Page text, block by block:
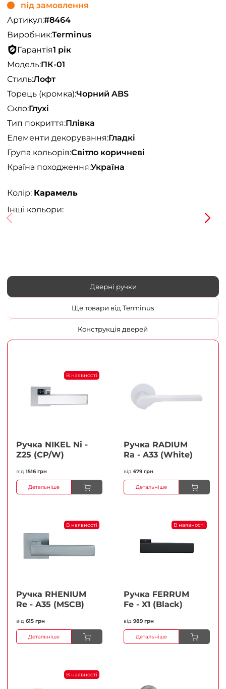
під замовлення
Артикул:#8464
Виробник:Terminus
Гарантія1 рік
Модель:ПК-01
Стиль:Лофт
Торець (кромка):Чорний ABS
Скло:Глухі
Тип покриття:Плівка
Елементи декорування:Гладкі
Група кольорів:Світло коричневі
Країна походження:Україна
Колір: Карамель
Інші кольори:
Дверні ручки
Ще товари від Terminus
Конструкція дверей
В наявності
Ручка NIKEL Ni -
Z25 (CP/W)
від 1516 грн
Детальніше
Ручка RADIUM
Ra - A33 (White)
від 679 грн
Детальніше
В наявності
Ручка RHENIUM
Re - A35 (MSCB)
від 615 грн
Детальніше
В наявності
Ручка FERRUМ
Fe - X1 (Black)
від 989 грн
Детальніше
В наявності